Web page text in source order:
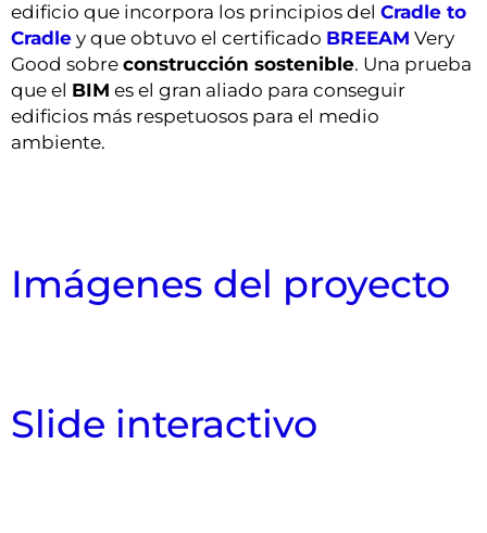
edificio que incorpora los principios del Cradle to
Cradle y que obtuvo el certificado BREEAM Very
Good sobre construcción sostenible. Una prueba
que el BIM es el gran aliado para conseguir
edificios más respetuosos para el medio
ambiente.
Imágenes del proyecto
Slide interactivo